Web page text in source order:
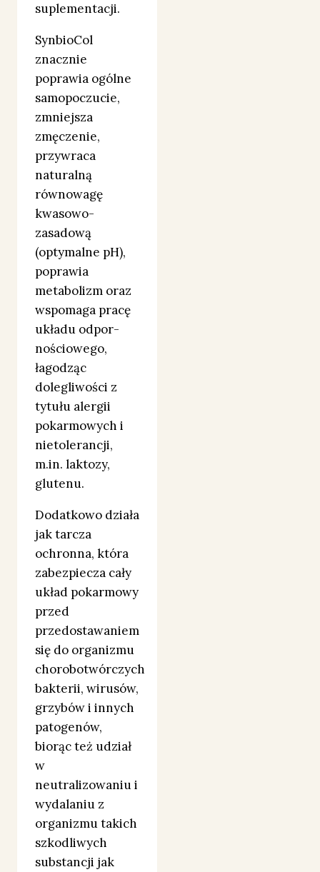
suplementacji.
SynbioCol
znacznie
poprawia ogólne
samopoczucie,
zmniejsza
zmęczenie,
przywraca
naturalną
równowagę
kwasowo-
zasadową
(optymalne pH),
poprawia
metabolizm oraz
wspomaga pracę
układu odpor-
nościowego,
łagodząc
dolegliwości z
tytułu alergii
pokarmowych i
nietolerancji,
m.in. laktozy,
glutenu.
Dodatkowo działa
jak tarcza
ochronna, która
zabezpiecza cały
układ pokarmowy
przed
przedostawaniem
się do organizmu
chorobotwórczych
bakterii, wirusów,
grzybów i innych
patogenów,
biorąc też udział
w
neutralizowaniu i
wydalaniu z
organizmu takich
szkodliwych
substancji jak